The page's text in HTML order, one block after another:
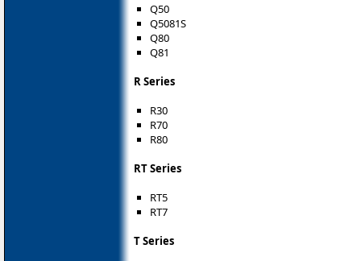
Q50
Q5081S
Q80
Q81
R Series
R30
R70
R80
RT Series
RT5
RT7
T Series